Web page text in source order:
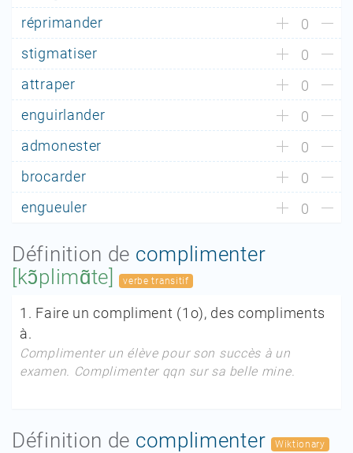
réprimander
0
stigmatiser
0
attraper
0
enguirlander
0
admonester
0
brocarder
0
engueuler
0
Définition de complimenter
[kɔ̃plimɑ̃te]
verbe transitif
1. Faire un compliment (1 o), des compliments
à.
Complimenter un élève pour son succès à un
examen. Complimenter qqn sur sa belle mine.
Définition de complimenter Wiktionary